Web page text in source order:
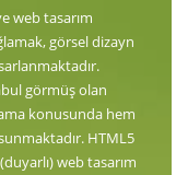
web tasarım
görsel dizayn
görmüş olan
konusunda hem
HTML5
web tasarım